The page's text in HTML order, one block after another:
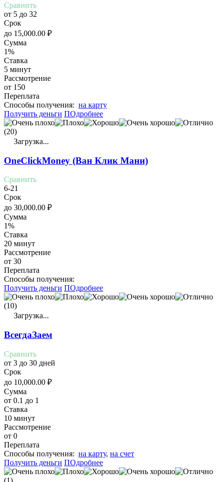
Сравнить
от 5 до 32
Срок
до 15,000.00 ₽
Сумма
1%
Ставка
5 минут
Рассмотрение
от 150
Переплата
Cпособы получения: на карту
Получить деньги ПОдробнее
(20)
Загрузка...
OneClickMoney (Ван Клик Мани)
Сравнить
6-21
Срок
до 30,000.00 ₽
Сумма
1%
Ставка
20 минут
Рассмотрение
от 30
Переплата
Cпособы получения:
Получить деньги ПОдробнее
(10)
Загрузка...
ВсегдаЗаем
Сравнить
от 3 до 30 дней
Срок
до 10,000.00 ₽
Сумма
от 0.1 до 1
Ставка
10 минут
Рассмотрение
от 0
Переплата
Cпособы получения: на карту, на счет
Получить деньги ПОдробнее
(1)